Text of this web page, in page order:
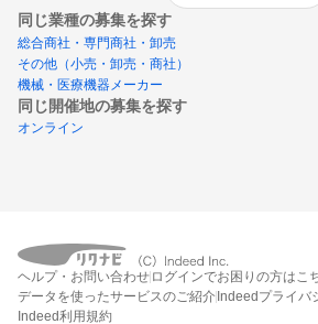
同じ業種の募集を探す
総合商社・専門商社・卸売
その他（小売・卸売・商社）
機械・医療機器メーカー
同じ開催地の募集を探す
オンライン
エントリーするとプログラム
受け取れるようにな
ヘルプ・お問い合わせ ログインでお困りの方はこ
データを使ったサービスのご紹介 Indeedプライバ
Indeed利用規約